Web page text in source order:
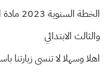
الخطة
والثالث الابتدائي
اهلا وسهلالا تنسى زيارتنا